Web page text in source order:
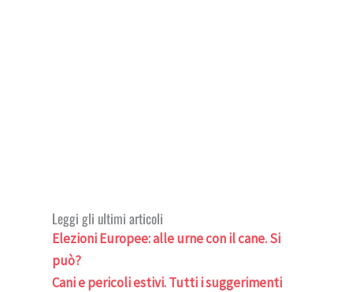
Leggi gli ultimi articoli
Elezioni Europee: alle urne con il cane. Si
può?
Cani e pericoli estivi. Tutti i suggerimenti